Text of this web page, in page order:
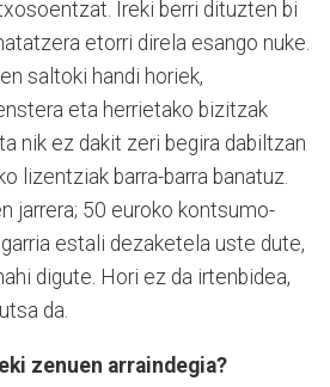
Ireki berri dituzten bi
etorri direla esango nuke.
saltoki handi horiek,
eta herrietako bizitzak
nik ez dakit zeri begira dabiltzan
lizentziak barra-barra banatuz.
jarrera; 50 euroko kontsumo-
estali dezaketela uste dute,
digute. Hori ez da irtenbidea,
da.
zenuen arraindegia?